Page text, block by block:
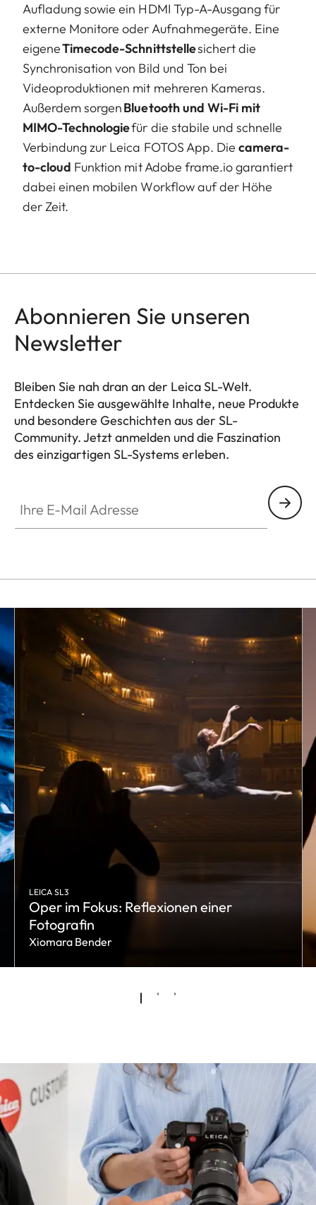
Aufladung sowie ein HDMI Typ-A-Ausgang für
externe Monitore oder Aufnahmegeräte. Eine
eigeneTimecode-Schnittstellesichert die
Synchronisation von Bild und Ton bei
Videoproduktionen mit mehreren Kameras.
Außerdem sorgenBluetooth und Wi-Fi mit
MIMO-Technologiefür die stabile und schnelle
Verbindung zur Leica FOTOS App. Die camera-
to-cloud Funktion mit Adobe frame.io garantiert
dabei einen mobilen Workflow auf der Höhe
der Zeit.
Abonnieren Sie unseren
Newsletter
Bleiben Sie nah dran an der Leica SL-Welt.
Entdecken Sie ausgewählte Inhalte, neue Produkte
und besondere Geschichten aus der SL-
Community. Jetzt anmelden und die Faszination
des einzigartigen SL-Systems erleben.
LEICA SL3
Oper im Fokus: Reflexionen einer
Fotografin
Xiomara Bender